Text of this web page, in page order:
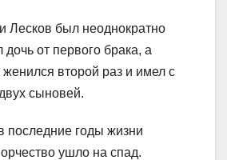
Лесков был неоднократно
от первого брака, а
женился второй раз и имел с
сыновей.
последние годы жизни
ушло на спад.